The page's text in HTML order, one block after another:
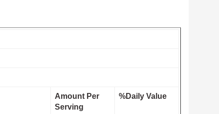
Amount Per
Serving
%Daily Value